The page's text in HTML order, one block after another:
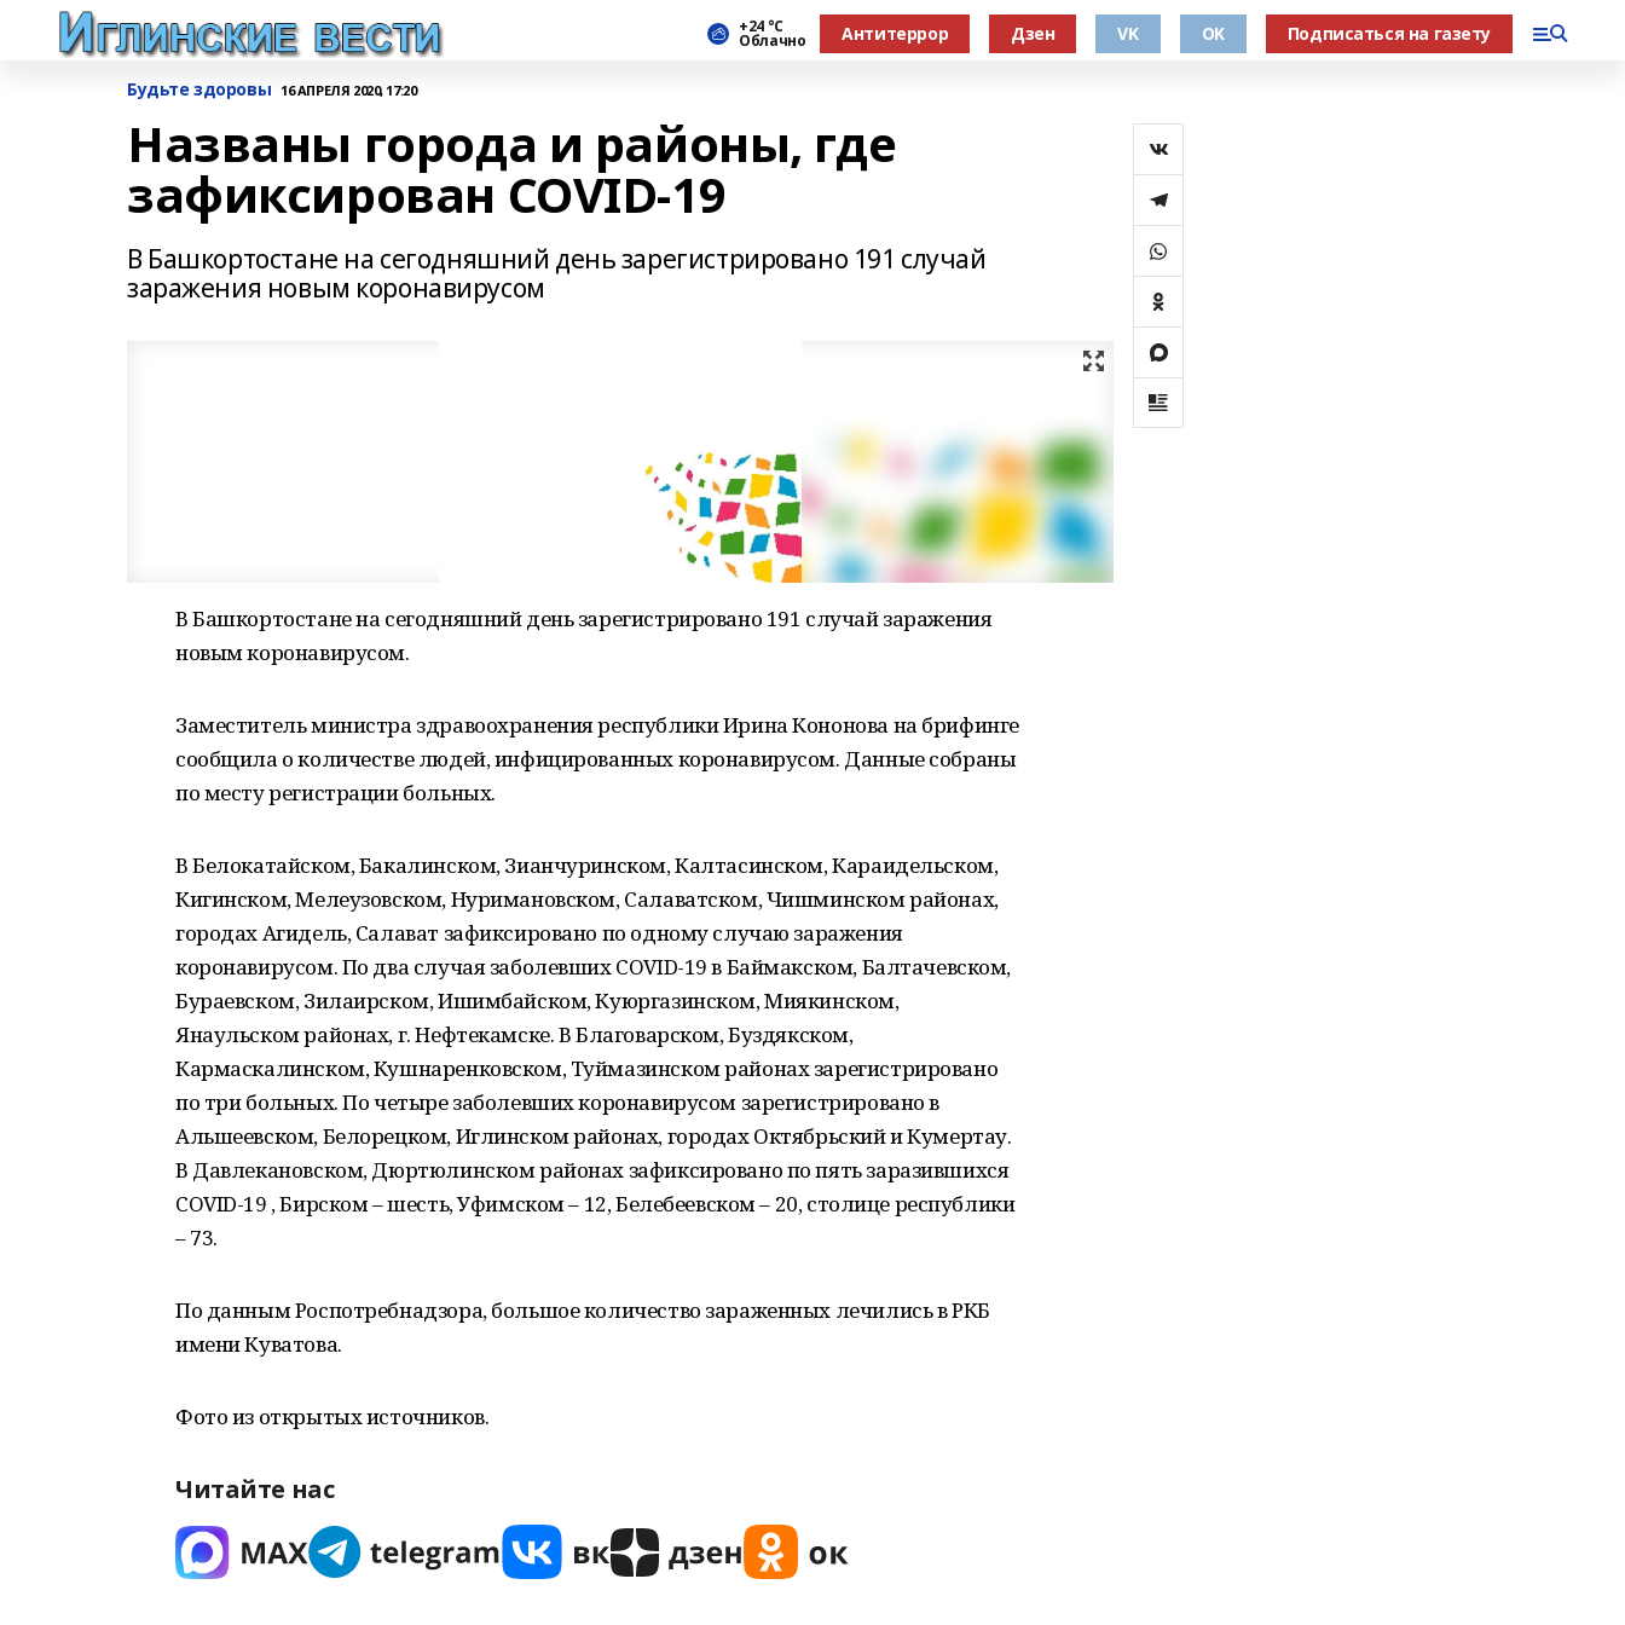
+24 °С
Облачно Антитеррор Дзен VK OK Подписаться на газету
Будьте здоровы 16 АПРЕЛЯ 2020, 17:20
Названы города и районы, где
зафиксирован COVID-19
В Башкортостане на сегодняшний день зарегистрировано 191 случай
заражения новым коронавирусом
В Башкортостане на сегодняшний день зарегистрировано 191 случай заражения
новым коронавирусом.
Заместитель министра здравоохранения республики Ирина Кононова на брифинге
сообщила о количестве людей, инфицированных коронавирусом. Данные собраны
по месту регистрации больных.
В Белокатайском, Бакалинском, Зианчуринском, Калтасинском, Караидельском,
Кигинском, Мелеузовском, Нуримановском, Салаватском, Чишминском районах,
городах Агидель, Салават зафиксировано по одному случаю заражения
коронавирусом. По два случая заболевших COVID-19 в Баймакском, Балтачевском,
Бураевском, Зилаирском, Ишимбайском, Куюргазинском, Миякинском,
Янаульском районах, г. Нефтекамске. В Благоварском, Буздякском,
Кармаскалинском, Кушнаренковском, Туймазинском районах зарегистрировано
по три больных. По четыре заболевших коронавирусом зарегистрировано в
Альшеевском, Белорецком, Иглинском районах, городах Октябрьский и Кумертау.
В Давлекановском, Дюртюлинском районах зафиксировано по пять заразившихся
COVID-19 , Бирском – шесть, Уфимском – 12, Белебеевском – 20, столице республики
– 73.
По данным Роспотребнадзора, большое количество зараженных лечились в РКБ
имени Куватова.
Фото из открытых источников.
Читайте нас